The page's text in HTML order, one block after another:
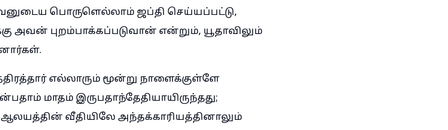
பொருளெல்லாம் ஜப்தி செய்யப்பட்டு,
அவன் புறம்பாக்கப்படுவான் என்றும், யூதாவிலும்
எல்லாரும் மூன்று நாளைக்குள்ளே
மாதம் இருபதாந்தேதியாயிருந்தது;
வீதியிலே அந்தக்காரியத்தினாலும்